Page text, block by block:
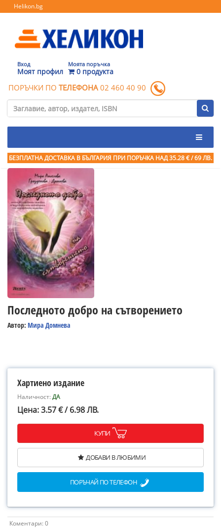
Helikon.bg
Вход
Моят профил
Моята поръчка
0 продукта
ПОРЪЧКИ ПО ТЕЛЕФОНА 02 460 40 90
БЕЗПЛАТНА ДОСТАВКА В БЪЛГАРИЯ ПРИ ПОРЪЧКА НАД 35.28 € / 69 ЛВ.
Последното добро на сътворението
Автор: Мира Домнева
Хартиено издание
Наличност:ДА
Цена: 3.57 € / 6.98 ЛВ.
КУПИ
ДОБАВИ В ЛЮБИМИ
ПОРЪЧАЙ ПО ТЕЛЕФОН
Коментари: 0